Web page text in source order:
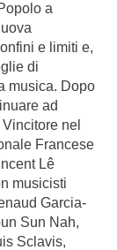
a
e limiti e,
di
musica. Dopo
ad
nel
Francese
Lê
musicisti
Garcia-
Sun Nah,
Sclavis,